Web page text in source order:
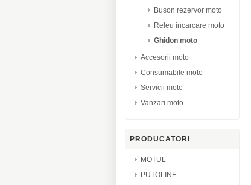
Buson rezervor moto
Releu incarcare moto
Ghidon moto
Accesorii moto
Consumabile moto
Servicii moto
Vanzari moto
PRODUCATORI
MOTUL
PUTOLINE